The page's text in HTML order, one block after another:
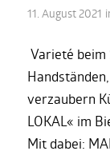
11. August 2021
Varieté
verzaubern
LOKAL« im
Mit dabei: